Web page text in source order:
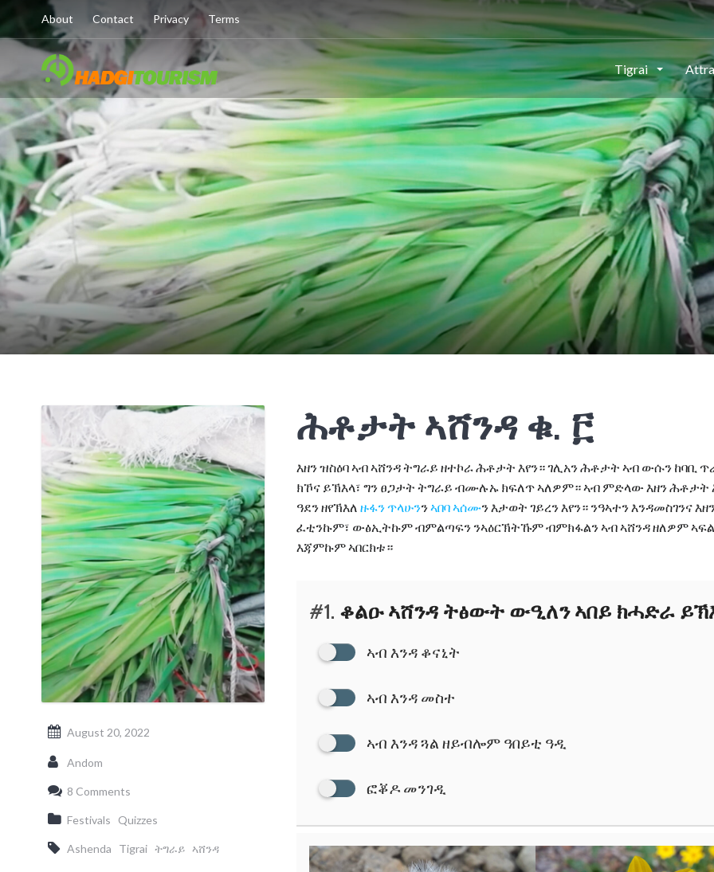
About Contact Privacy Terms
Tigrai
ሕቶታት ኣሸንዳ ቁ. ፫
እዘን ዝስዕባ ኣብ ኣሸንዳ ትግራይ ዘተኮራ ሕቶታት እየን። ገሊአን ሕቶታት ኣብ ውሱን ከባቢ
ክኾና ይኽእላ፣ ግን ፀጋታት ትግራይ ብሙሉኡ ክፍለጥ ኣለዎም። ኣብ ምድላው እዘን ሕቶታት
ዓደን ዘየኽእለ ዙፋን ጥላሁንንኣበባ ኣሰሙን እታወት ገይረን እየን። ንዓኣተን እንዳመስገንና
ፈቲንኩም፣ ውፅኢትኩም ብምልጣፍን ንኣዕርኽትኹም ብምክፋልን ኣብ ኣሸንዳ ዘለዎም
እጃምኩም ኣበርክቱ።
#1. ቆልዑ ኣሸንዳ ትፅውት ውዒለን ኣበይ ክሓድራ
ኣብ እንዳ ቆናኒት
ኣብ እንዳ መስተ
ኣብ እንዳ ጓል ዘይብሎም ዓበይቲ ዓዲ
ፎቖዶ መንገዲ
August 20, 2022
Andom
8 Comments
Festivals Quizzes
Ashenda Tigrai ትግራይ ኣሸንዳ